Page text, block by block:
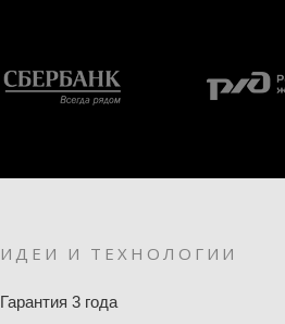
ИДЕИ И ТЕХНОЛОГИИ
Гарантия 3 года